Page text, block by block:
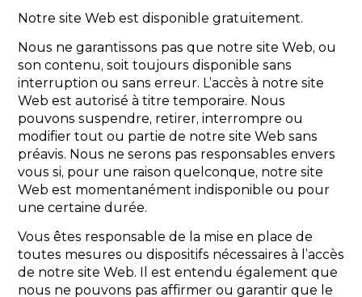
Notre site Web est disponible gratuitement.
Nous ne garantissons pas que notre site Web, ou
son contenu, soit toujours disponible sans
interruption ou sans erreur. L’accès à notre site
Web est autorisé à titre temporaire. Nous
pouvons suspendre, retirer, interrompre ou
modifier tout ou partie de notre site Web sans
préavis. Nous ne serons pas responsables envers
vous si, pour une raison quelconque, notre site
Web est momentanément indisponible ou pour
une certaine durée.
Vous êtes responsable de la mise en place de
toutes mesures ou dispositifs nécessaires à l’accès
de notre site Web. Il est entendu également que
nous ne pouvons pas affirmer ou garantir que le